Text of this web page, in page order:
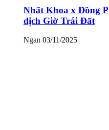
Nhất Khoa x Đồng
dịch Giờ Trái Đất
Ngan 03/11/2025